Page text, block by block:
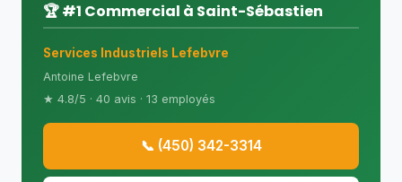
🏆 #1 Commercial à Saint-Sébastien
Services Industriels Lefebvre
Antoine Lefebvre
★ 4.8/5 · 40 avis · 13 employés
📞 (450) 342-3314